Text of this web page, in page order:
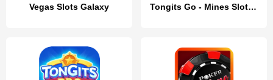
Vegas Slots Galaxy Tongits Go - Mines Slots Pusoy